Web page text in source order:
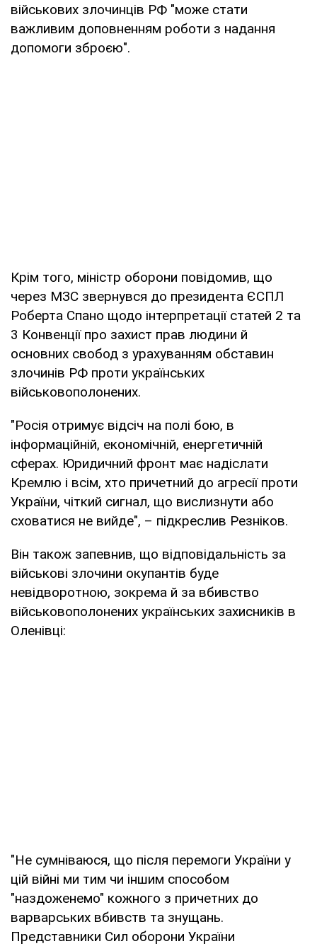
військових злочинців РФ "може стати
важливим доповненням роботи з надання
допомоги зброєю".
Крім того, міністр оборони повідомив, що
через МЗС звернувся до президента ЄСПЛ
Роберта Спано щодо інтерпретації статей 2 та
3 Конвенції про захист прав людини й
основних свобод з урахуванням обставин
злочинів РФ проти українських
військовополонених.
"Росія отримує відсіч на полі бою, в
інформаційній, економічній, енергетичній
сферах. Юридичний фронт має надіслати
Кремлю і всім, хто причетний до агресії проти
України, чіткий сигнал, що вислизнути або
сховатися не вийде", – підкреслив Резніков.
Він також запевнив, що відповідальність за
військові злочини окупантів буде
невідворотною, зокрема й за вбивство
військовополонених українських захисників в
Оленівці:
"Не сумніваюся, що після перемоги України у
цій війні ми тим чи іншим способом
"наздоженемо" кожного з причетних до
варварських вбивств та знущань.
Представники Сил оборони України